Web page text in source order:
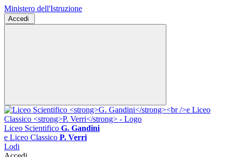
Ministero dell'Istruzione
Accedi
Liceo Scientifico G. Gandini
e Liceo Classico P. Verri
Lodi